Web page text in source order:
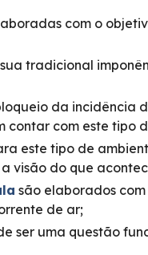
com o
tradicional
da incidência
contar com este tipo
este tipo de
visão do que
são elaborados
de ar;
ser uma questão